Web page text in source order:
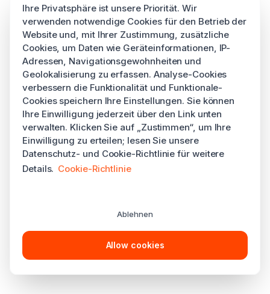
Ihre Privatsphäre ist unsere Priorität. Wir
verwenden notwendige Cookies für den Betrieb der
Website und, mit Ihrer Zustimmung, zusätzliche
Cookies, um Daten wie Geräteinformationen, IP-
Adressen, Navigationsgewohnheiten und
Geolokalisierung zu erfassen. Analyse-Cookies
verbessern die Funktionalität und Funktionale-
Cookies speichern Ihre Einstellungen. Sie können
Ihre Einwilligung jederzeit über den Link unten
verwalten. Klicken Sie auf „Zustimmen“, um Ihre
Einwilligung zu erteilen; lesen Sie unsere
Datenschutz- und Cookie-Richtlinie für weitere
Details. Cookie-Richtlinie
Ablehnen
Allow cookies